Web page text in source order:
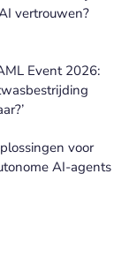
nieuws
vertrouwen?
Event 2026:
voor
AI-agents